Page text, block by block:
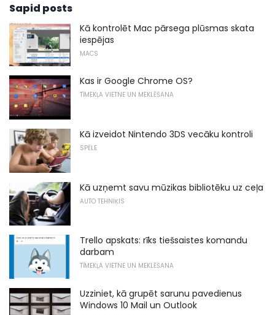
Sapid posts
Kā kontrolēt Mac pārsega plūsmas skata
iespējas
MACS
Kas ir Google Chrome OS?
TĪMEKĻA VIETNE UN MEKLĒŠANA
Kā izveidot Nintendo 3DS vecāku kontroli
SPĒLE
Kā uzņemt savu mūzikas bibliotēku uz ceļa
AUTO TEHNIĶIS
Trello apskats: rīks tiešsaistes komandu
darbam
TĪMEKĻA VIETNE UN MEKLĒŠANA
Uzziniet, kā grupēt sarunu pavedienus
Windows 10 Mail un Outlook